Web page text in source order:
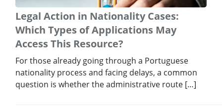
Legal Action in Nationality Cases:
Which Types of Applications May
Access This Resource?
For those already going through a Portuguese
nationality process and facing delays, a common
question is whether the administrative route […]